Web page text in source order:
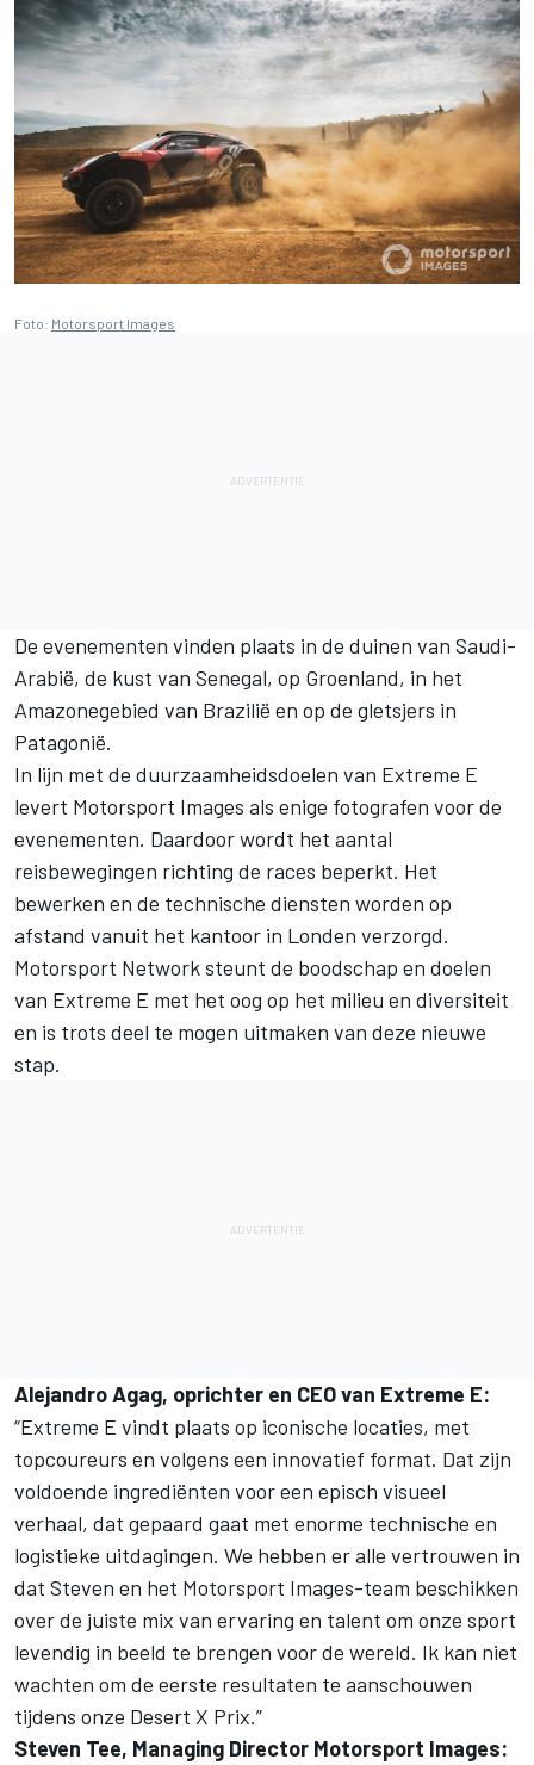
Foto: Motorsport Images
De evenementen vinden plaats in de duinen van Saudi-
Arabië, de kust van Senegal, op Groenland, in het
Amazonegebied van Brazilië en op de gletsjers in
Patagonië.
In lijn met de duurzaamheidsdoelen van Extreme E
levert Motorsport Images als enige fotografen voor de
evenementen. Daardoor wordt het aantal
reisbewegingen richting de races beperkt. Het
bewerken en de technische diensten worden op
afstand vanuit het kantoor in Londen verzorgd.
Motorsport Networksteunt de boodschap en doelen
van Extreme E met het oog op het milieu en diversiteit
en is trots deel te mogen uitmaken van deze nieuwe
stap.
Alejandro Agag, oprichter en CEO van Extreme E:
“Extreme E vindt plaats op iconische locaties, met
topcoureurs en volgens een innovatief format. Dat zijn
voldoende ingrediënten voor een episch visueel
verhaal, dat gepaard gaat met enorme technische en
logistieke uitdagingen. We hebben er alle vertrouwen in
dat Steven en het Motorsport Images-team beschikken
over de juiste mix van ervaring en talent om onze sport
levendig in beeld te brengen voor de wereld. Ik kan niet
wachten om de eerste resultaten te aanschouwen
tijdens onze Desert X Prix.”
Steven Tee, Managing Director Motorsport Images: